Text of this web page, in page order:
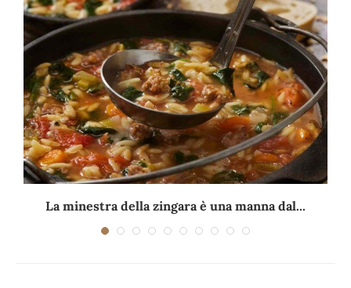
La minestra della zingara è una manna dal...